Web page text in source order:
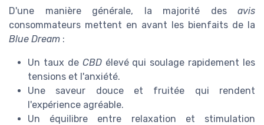
D'une manière générale, la majorité des avis
consommateurs mettent en avant les bienfaits de la
Blue Dream :
Un taux de CBDélevé qui soulage rapidement les
tensions et l'anxiété.
Une saveur douce et fruitée qui rendent
l'expérience agréable.
Un équilibre entre relaxation et stimulation